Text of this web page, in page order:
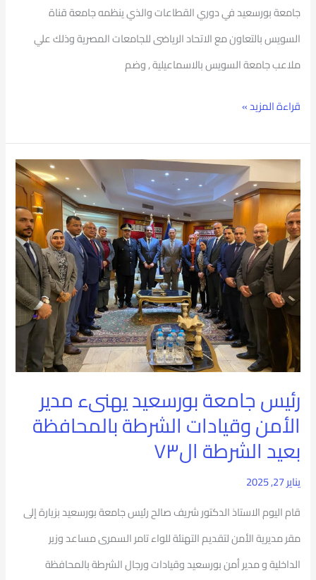
جامعة بورسعيد في دوري القطاعات والذي ينظمه جامعة قناة
السويس بالتعاون مع الاتحاد الرياضى للجامعات المصرية وذلك علي
ملاعب جامعة السويس بالاسماعيلية , وضم
قراءة المزيد »
رئيس جامعة بورسعيد يهنىء مدير
الأمن وقيادات الشرطة بالمحافظة
بعيد الشرطة ال٧٣
يناير 27, 2025
قام اليوم الاستاذ الدكتور شريف صالح رئيس جامعة بورسعيد بزيارة إلى
مقر مديرية الأمن لتقديم التهنئة للواء تامر السمرى مساعد وزير
الداخلية و مدير أمن بورسعيد وقيادات ورجال الشرطة بالمحافظة
رئيس
جامعة
بورسعيد
يهنىء
مدير
الأمن
وقيادات
الشرطة
بعيد
الشرطة
ال٧٣